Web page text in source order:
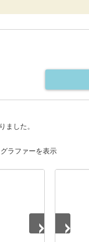
ました。
ラファーを表示